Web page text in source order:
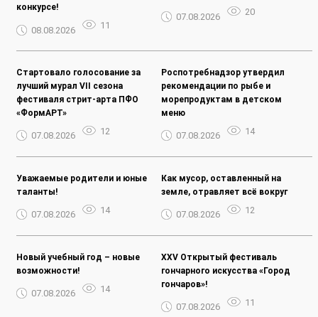
конкурсе!
08.08.2026 11
07.08.2026 20
Стартовало голосование за
лучший мурал VII сезона
фестиваля стрит-арта ПФО
«ФормАРТ»
07.08.2026 12
Роспотребнадзор утвердил
рекомендации по рыбе и
морепродуктам в детском
меню
07.08.2026 14
Уважаемые родители и юные
таланты!
07.08.2026 14
Как мусор, оставленный на
земле, отравляет всё вокруг
07.08.2026 12
Новый учебный год – новые
возможности!
07.08.2026 14
XXV Открытый фестиваль
гончарного искусства «Город
гончаров»!
07.08.2026 11